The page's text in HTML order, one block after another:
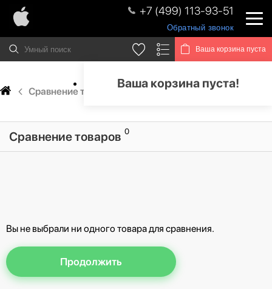
+7 (499) 113-93-51
Обратный звонок
Ваша корзина пуста
Ваша корзина пуста!
Сравнение товаров
Сравнение товаров 0
Вы не выбрали ни одного товара для сравнения.
Продолжить